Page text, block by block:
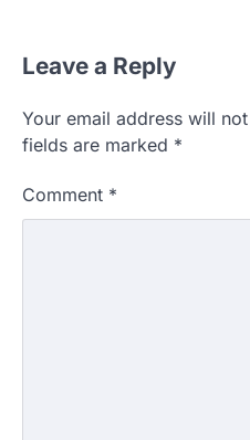
Leave a Reply
Your email address will
fields are marked *
Comment *